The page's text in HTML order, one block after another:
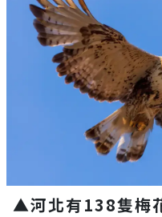
▲河北有138隻梅